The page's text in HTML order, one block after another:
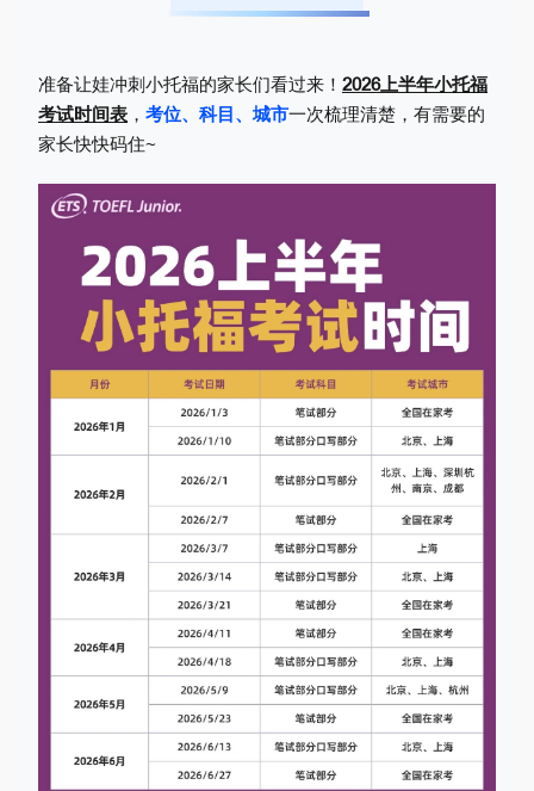
准备让娃冲刺小托福的家长们看过来！ 2026上半年小托福
考试时间表 ， 考位、科目、城市一次梳理清楚，有需要的
家长快快码住~